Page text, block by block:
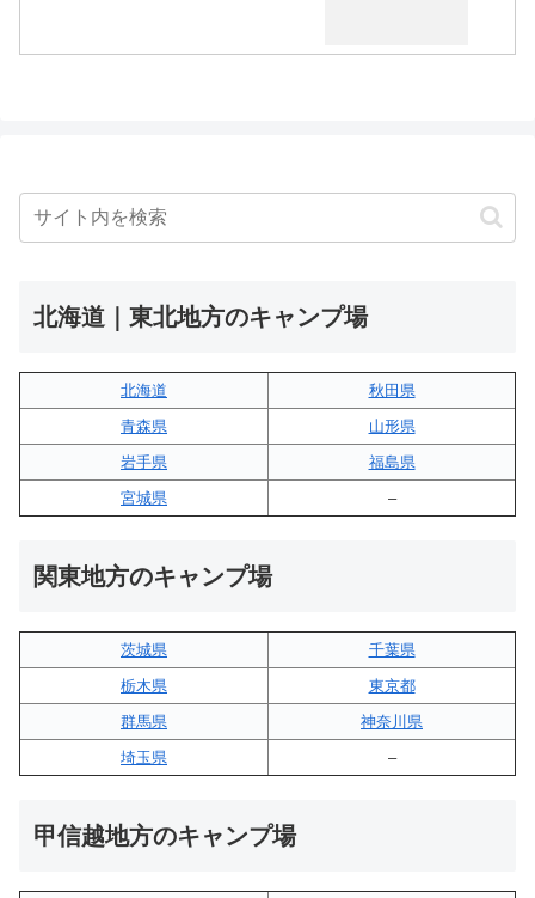
北海道｜東北地方のキャンプ場
北海道
秋田県
青森県
山形県
岩手県
福島県
宮城県
–
関東地方のキャンプ場
茨城県
千葉県
栃木県
東京都
群馬県
神奈川県
埼玉県
–
甲信越地方のキャンプ場